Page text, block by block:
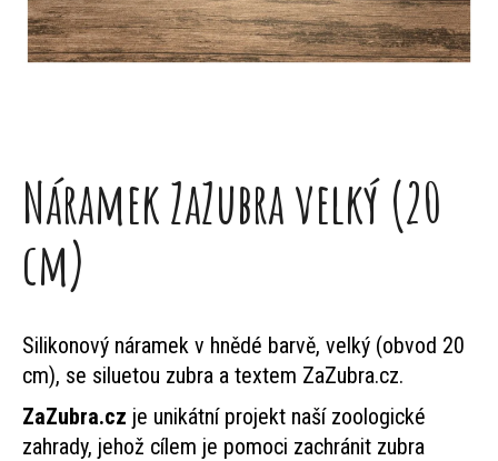
Náramek ZaZubra velký (20
cm)
Silikonový náramek v hnědé barvě, velký (obvod 20
cm), se siluetou zubra a textem ZaZubra.cz.
ZaZubra.cz je unikátní projekt naší zoologické
zahrady, jehož cílem je pomoci zachránit zubra
j
e
n
a
j
t
?